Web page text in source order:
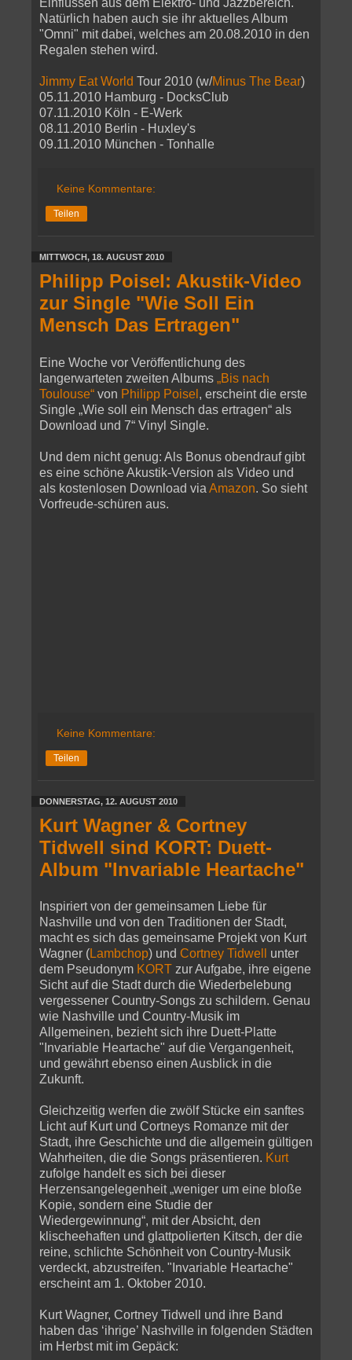
Natürlich haben auch sie ihr aktuelles Album
"Omni" mit dabei, welches am 20.08.2010 in den
Regalen stehen wird.
Jimmy Eat World Tour 2010 (w/Minus The Bear)
05.11.2010 Hamburg - DocksClub
07.11.2010 Köln - E-Werk
08.11.2010 Berlin - Huxley's
09.11.2010 München - Tonhalle
Keine Kommentare:
Teilen
MITTWOCH, 18. AUGUST 2010
Philipp Poisel: Akustik-Video
zur Single "Wie Soll Ein
Mensch Das Ertragen"
Eine Woche vor Veröffentlichung des
langerwarteten zweiten Albums „Bis nach
Toulouse“ von Philipp Poisel , erscheint die erste
Single „Wie soll ein Mensch das ertragen“ als
Download und 7“ Vinyl Single.
Und dem nicht genug: Als Bonus obendrauf gibt
es eine schöne Akustik-Version als Video und
als kostenlosen Download via Amazon. So sieht
Vorfreude-schüren aus.
Keine Kommentare:
Teilen
DONNERSTAG, 12. AUGUST 2010
Kurt Wagner & Cortney
Tidwell sind KORT: Duett-
Album "Invariable Heartache"
Inspiriert von der gemeinsamen Liebe für
Nashville und von den Traditionen der Stadt,
macht es sich das gemeinsame Projekt von Kurt
Wagner (Lambchop) und Cortney Tidwell
unter
dem Pseudonym KORT zur Aufgabe, ihre eigene
Sicht auf die Stadt durch die Wiederbelebung
vergessener Country-Songs zu schildern. Genau
wie Nashville und Country-Musik im
Allgemeinen, bezieht sich ihre Duett-Platte
"Invariable Heartache" auf die Vergangenheit,
und gewährt ebenso einen Ausblick in die
Zukunft.
Gleichzeitig werfen die zwölf Stücke ein sanftes
Licht auf Kurt und Cortneys Romanze mit der
Stadt, ihre Geschichte und die allgemein gültigen
Wahrheiten, die die Songs präsentieren. Kurt
zufolge handelt es sich bei dieser
Herzensangelegenheit „weniger um eine bloße
Kopie, sondern eine Studie der
Wiedergewinnung“, mit der Absicht, den
klischeehaften und glattpolierten Kitsch, der die
reine, schlichte Schönheit von Country-Musik
verdeckt, abzustreifen. "Invariable Heartache"
erscheint am 1. Oktober 2010.
Kurt Wagner, Cortney Tidwell und ihre Band
haben das ‘ihrige’ Nashville in folgenden Städten
im Herbst mit im Gepäck: